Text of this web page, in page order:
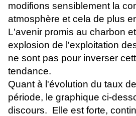
modifions sensiblement la
atmosphère et cela de plus
L'avenir promis au charbon
explosion de l'exploitation
ne sont pas pour inverser
tendance.
Quant à l'évolution du taux
période, le graphique ci-
discours. Elle est forte,